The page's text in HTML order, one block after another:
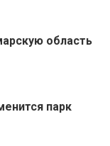
область
парк